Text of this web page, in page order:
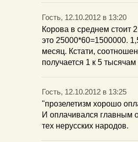
Гость, 12.10.2012 в 13:20
Корова в среднем стоит
это 25000*60=1500000.
месяц. Кстати,
получается 1 к 5
Гость, 12.10.2012 в 13:25
"прозелетизм хорошо
И оплачивался главным
тех нерусских народов.